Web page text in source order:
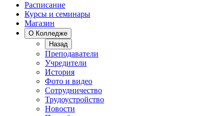
Расписание
Курсы и семинары
Магазин
О Колледже
Назад
Преподаватели
Учредители
История
Фото и видео
Сотрудничество
Трудоустройство
Новости